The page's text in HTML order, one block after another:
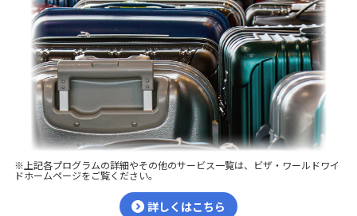
※上記各プログラムの詳細やその他のサービス一覧は、ビザ・ワールドワイ
ドホームページをご覧ください。
詳しくはこちら